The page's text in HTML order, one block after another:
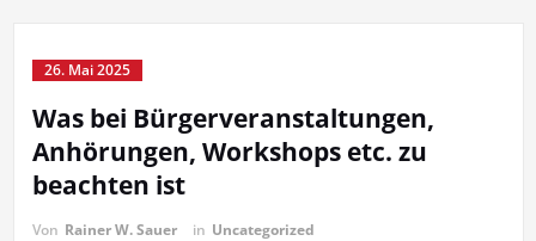
26. Mai 2025
Was bei Bürgerveranstaltungen,
Anhörungen, Workshops etc. zu
beachten ist
Von Rainer W. Sauer in Uncategorized